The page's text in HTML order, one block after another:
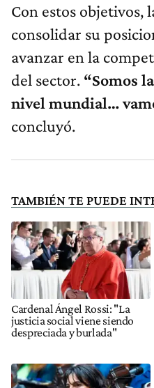
Con estos objetivos,
consolidar su
avanzar en la
del sector. “Somos
nivel mundial…
concluyó.
TAMBIÉN TE PUEDE
Cardenal Ángel Rossi: "La
justicia social viene siendo
despreciada y burlada"